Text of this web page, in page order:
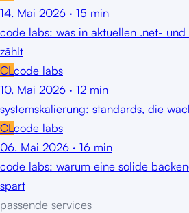
14. Mai 2026 · 15 min
code labs: was in aktuellen .net-
zählt
CL code labs
10. Mai 2026 · 12 min
systemskalierung: standards, die
CL code labs
06. Mai 2026 · 16 min
code labs: warum eine solide
spart
passende services